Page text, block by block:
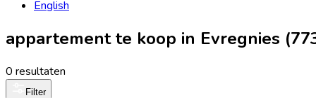
English
appartement te koop in Evregnies
0 resultaten
Filter